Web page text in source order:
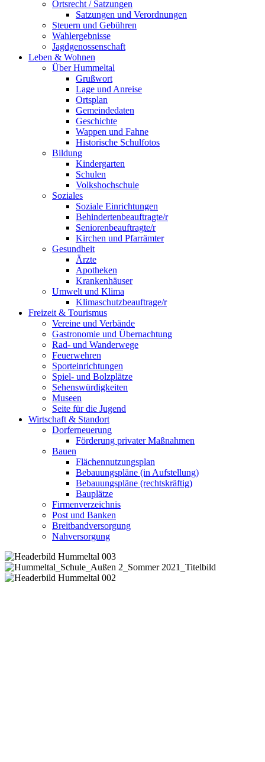
Ortsrecht / Satzungen
Satzungen und Verordnungen
Steuern und Gebühren
Wahlergebnisse
Jagdgenossenschaft
Leben & Wohnen
Über Hummeltal
Grußwort
Lage und Anreise
Ortsplan
Gemeindedaten
Geschichte
Wappen und Fahne
Historische Schulfotos
Bildung
Kindergarten
Schulen
Volkshochschule
Soziales
Soziale Einrichtungen
Behindertenbeauftragte/r
Seniorenbeauftragte/r
Kirchen und Pfarrämter
Gesundheit
Ärzte
Apotheken
Krankenhäuser
Umwelt und Klima
Klimaschutzbeauftrage/r
Freizeit & Tourismus
Vereine und Verbände
Gastronomie und Übernachtung
Rad- und Wanderwege
Feuerwehren
Sporteinrichtungen
Spiel- und Bolzplätze
Sehenswürdigkeiten
Museen
Seite für die Jugend
Wirtschaft & Standort
Dorferneuerung
Förderung privater Maßnahmen
Bauen
Flächennutzungsplan
Bebauungspläne (in Aufstellung)
Bebauungspläne (rechtskräftig)
Bauplätze
Firmenverzeichnis
Post und Banken
Breitbandversorgung
Nahversorgung